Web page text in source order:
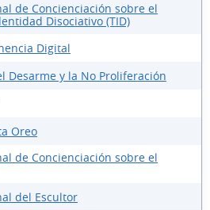
de Concienciación sobre el
Disociativo (TID)
Digital
Desarme y la No Proliferación
Oreo
de Concienciación sobre el
del Escultor